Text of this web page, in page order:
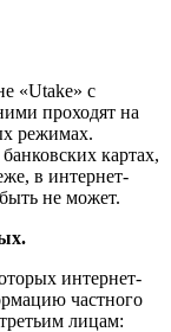
«Utake» с
проходят на
режимах.
картах,
в интернет-
не может.
интернет-
частного
лицам: